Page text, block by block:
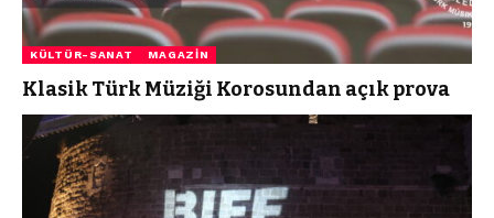
KÜLTÜR-SANAT MAGAZIN
Klasik Türk Müziği Korosundan açık prova